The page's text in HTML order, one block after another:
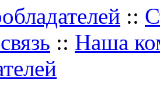
::
:: Наша